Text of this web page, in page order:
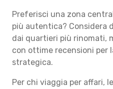
Preferisci una zona
più autentica? Considera
dai quartieri più rinomati,
con ottime recensioni per
strategica.
Per chi viaggia per affari, le